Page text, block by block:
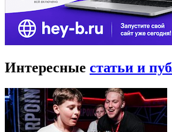
Интересные статьи и